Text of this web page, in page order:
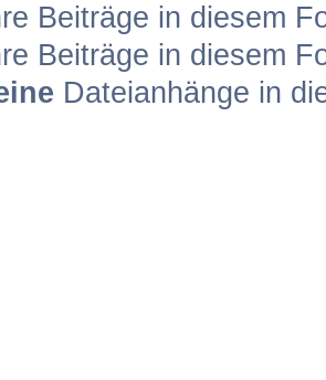
Beiträge in diesem
Beiträge in diesem
Dateianhänge in